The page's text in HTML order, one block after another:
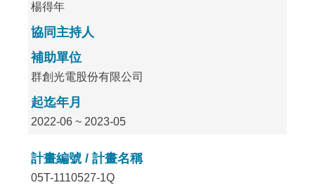
楊得年
協同主持人
補助單位
群創光電股份有限公司
起迄年月
2022-06 ~ 2023-05
計畫編號 / 計畫名稱
05T-1110527-1Q